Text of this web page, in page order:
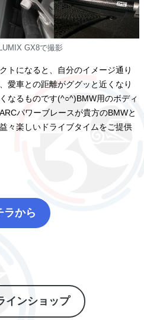
GX8で撮影
トになると、自分のイメージ通り
愛車との距離がググッと近くなり
なるものです(^○^)BMW用のボディ
パワーブレースが貴方のBMWと
々楽しいドライブタイムをご提供
ラから
インショップ